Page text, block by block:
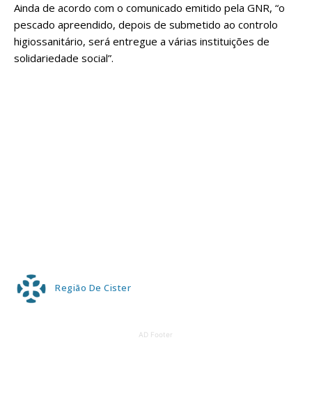
Ainda de acordo com o comunicado emitido pela GNR, “o
pescado apreendido, depois de submetido ao controlo
higiossanitário, será entregue a várias instituições de
solidariedade social”.
Região De Cister
AD Footer